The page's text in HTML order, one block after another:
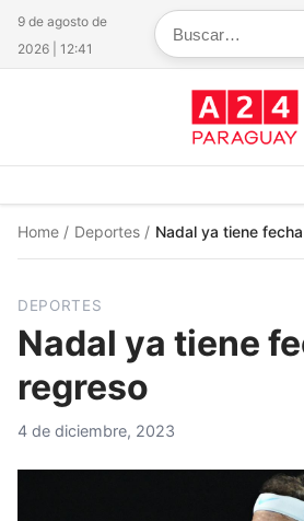
9 de agosto de
2026 | 12:41
Home / Deportes / Nadal ya tiene
DEPORTES
Nadal ya tiene
regreso
4 de diciembre, 2023